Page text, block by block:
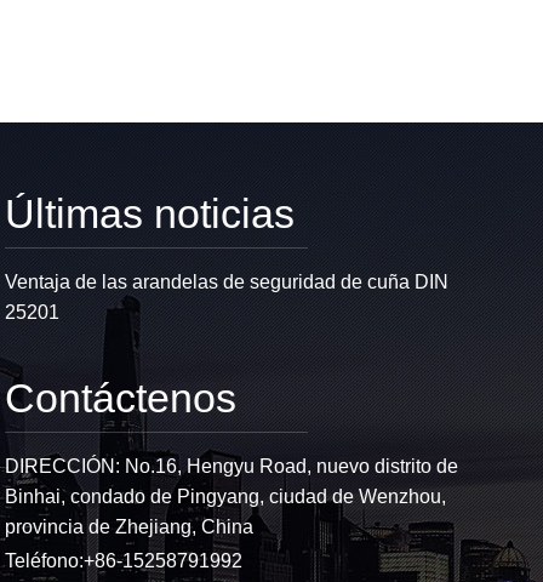
Últimas noticias
Ventaja de las arandelas de seguridad de cuña DIN
25201
Contáctenos
DIRECCIÓN: No.16, Hengyu Road, nuevo distrito de
Binhai, condado de Pingyang, ciudad de Wenzhou,
provincia de Zhejiang, China
Teléfono:+86-15258791992